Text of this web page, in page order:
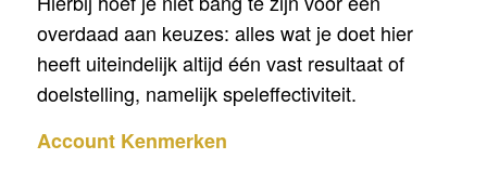
overdaad aan keuzes: alles wat je doet hier
heeft uiteindelijk altijd één vast resultaat of
doelstelling, namelijk speleffectiviteit.
Account Kenmerken